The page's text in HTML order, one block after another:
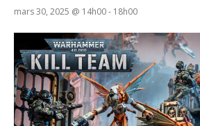
mars 30, 2025 @ 14h00- 18h00